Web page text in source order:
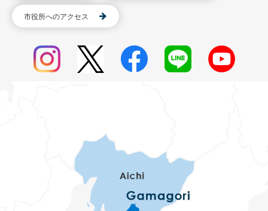
市役所へのアクセス